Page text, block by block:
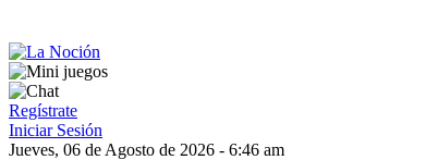
Regístrate
Iniciar Sesión
Jueves, 06 de Agosto de 2026 - 6:46 am